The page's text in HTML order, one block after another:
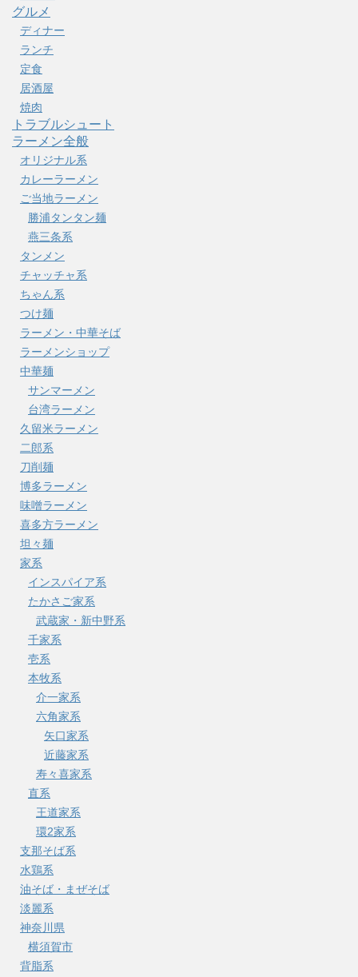
グルメ
ディナー
ランチ
定食
居酒屋
焼肉
トラブルシュート
ラーメン全般
オリジナル系
カレーラーメン
ご当地ラーメン
勝浦タンタン麺
燕三条系
タンメン
チャッチャ系
ちゃん系
つけ麺
ラーメン・中華そば
ラーメンショップ
中華麺
サンマーメン
台湾ラーメン
久留米ラーメン
二郎系
刀削麺
博多ラーメン
味噌ラーメン
喜多方ラーメン
坦々麺
家系
インスパイア系
たかさご家系
武蔵家・新中野系
千家系
壱系
本牧系
介一家系
六角家系
矢口家系
近藤家系
寿々喜家系
直系
王道家系
環2家系
支那そば系
水鶏系
油そば・まぜそば
淡麗系
神奈川県
横須賀市
背脂系